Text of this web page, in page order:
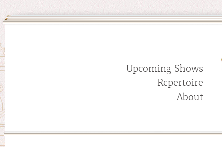
Upcoming Shows
Repertoire
About